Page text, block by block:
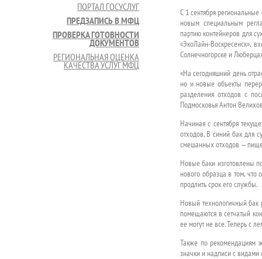
ПОРТАЛ ГОСУСЛУГ
ПРЕДЗАПИСЬ В МФЦ
ПРОВЕРКА ГОТОВНОСТИ
ДОКУМЕНТОВ
РЕГИОНАЛЬНАЯ ОЦЕНКА
КАЧЕСТВА УСЛУГ МФЦ
С 1 сентября
новым специальным
партию контейнеров для
«ЭкоЛайн-Воскресенск»,
Солнечногорске и
«На сегодняшний день
но и новые объекты
разделения отходов с
Подмосковья Антон
Начиная с сентября
отходов. В синий бак для
смешанных отходов —
Новые баки изготовлены
нового образца в том, что
продлить срок его службы.
Новый технологичный бак
помещаются в сетчатый
ее могут не все. Теперь с
Также по рекомендациям
значки и надписи с видами